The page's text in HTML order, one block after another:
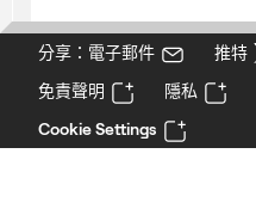
分享：電子郵件
推特
免責聲明
隱私
Cookie Settings